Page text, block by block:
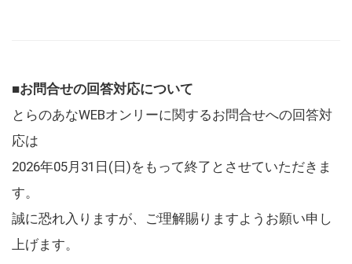
■お問合せの回答対応について
とらのあなWEBオンリーに関するお問合せへの回答対
応は
2026年05月31日(日)をもって終了とさせていただきま
す。
誠に恐れ入りますが、ご理解賜りますようお願い申し
上げます。